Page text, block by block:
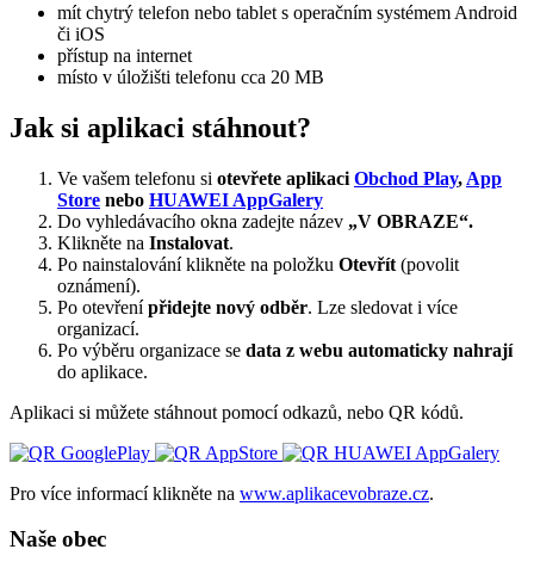
mít chytrý telefon nebo tablet s operačním systémem Android
či iOS
přístup na internet
místo v úložišti telefonu cca 20 MB
Jak si aplikaci stáhnout?
Ve vašem telefonu si otevřete aplikaci Obchod Play, App
Store nebo HUAWEI AppGalery
Do vyhledávacího okna zadejte název „V OBRAZE“.
Klikněte na Instalovat.
Po nainstalování klikněte na položku Otevřít (povolit
oznámení).
Po otevřenípřidejte nový odběr. Lze sledovat i více
organizací.
Po výběru organizace se data z webu automaticky nahrají
do aplikace.
Aplikaci si můžete stáhnout pomocí odkazů, nebo QR kódů.
Pro více informací klikněte na www.aplikacevobraze.cz.
Naše obec